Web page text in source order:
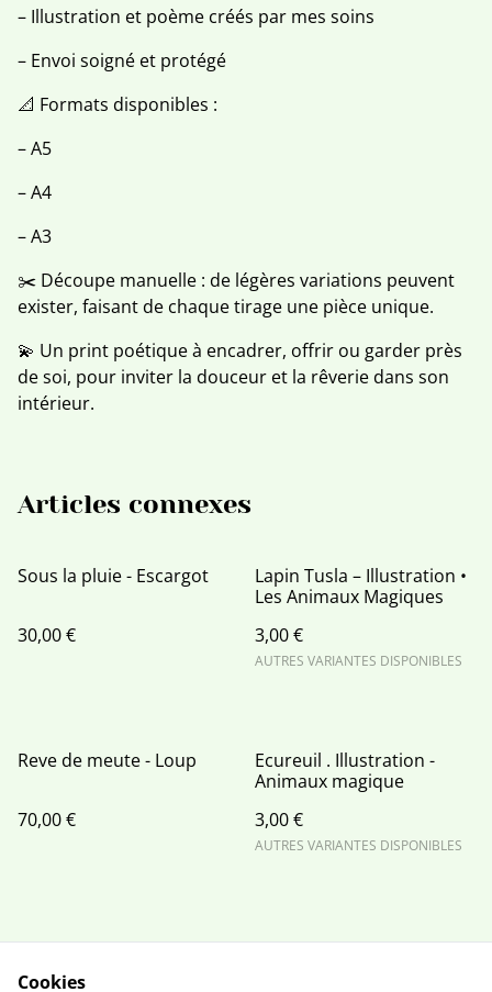
– Illustration et poème créés par mes soins
– Envoi soigné et protégé
📐 Formats disponibles :
– A5
– A4
– A3
✂️ Découpe manuelle : de légères variations peuvent
exister, faisant de chaque tirage une pièce unique.
💫 Un print poétique à encadrer, offrir ou garder près
de soi, pour inviter la douceur et la rêverie dans son
intérieur.
Articles connexes
Sous la pluie - Escargot
30,00 €
Lapin Tusla – Illustration •
Les Animaux Magiques
3,00 €
AUTRES VARIANTES DISPONIBLES
Reve de meute - Loup
70,00 €
Ecureuil . Illustration -
Animaux magique
3,00 €
AUTRES VARIANTES DISPONIBLES
Cookies